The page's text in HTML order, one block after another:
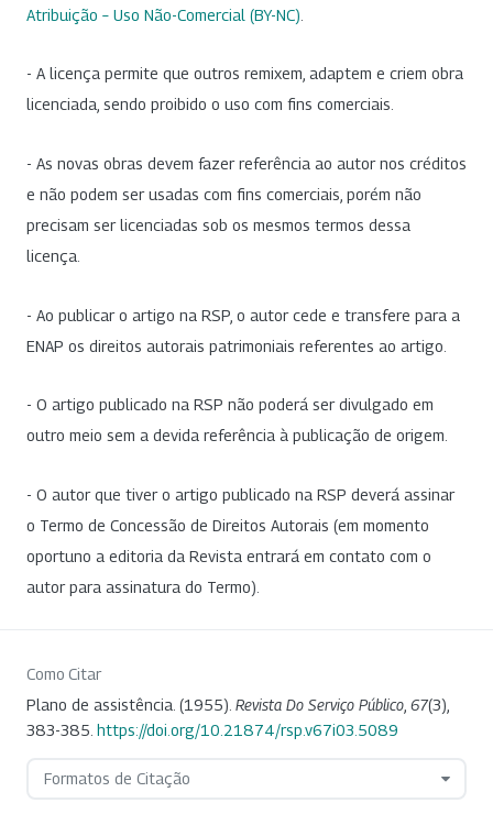
Atribuição – Uso Não-Comercial (BY-NC)
- A licença permite que outros remixem, adaptem e criem obra
licenciada, sendo proibido o uso com fins comerciais.
- As novas obras devem fazer referência ao autor nos créditos
e não podem ser usadas com fins comerciais, porém não
precisam ser licenciadas sob os mesmos termos dessa
licença.
- Ao publicar o artigo na RSP, o autor cede e transfere para a
ENAP os direitos autorais patrimoniais referentes ao artigo.
- O artigo publicado na RSP não poderá ser divulgado em
outro meio sem a devida referência à publicação de origem.
- O autor que tiver o artigo publicado na RSP deverá assinar
o Termo de Concessão de Direitos Autorais (em momento
oportuno a editoria da Revista entrará em contato com o
autor para assinatura do Termo).
Como Citar
Plano de assistência. (1955). Revista Do Serviço Público 67(3),
383-385. https://doi.org/10.21874/rsp.v67i03.5089
Formatos de Citação